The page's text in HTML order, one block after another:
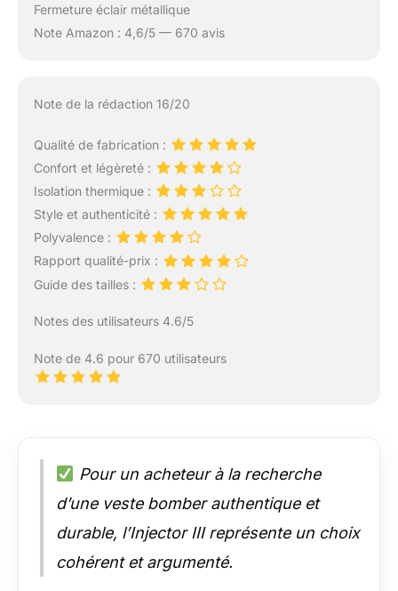
Fermeture éclair métallique
Note Amazon : 4,6/5 — 670 avis
Note de la rédaction 16/20
Qualité de fabrication :
Confort et légèreté :
Isolation thermique :
Style et authenticité :
Polyvalence :
Rapport qualité-prix :
Guide des tailles :
Notes des utilisateurs 4.6/5
Note de 4.6 pour 670 utilisateurs
Pour un acheteur à la recherche
d’une veste bomber authentique et
durable, l’Injector III représente un choix
cohérent et argumenté.